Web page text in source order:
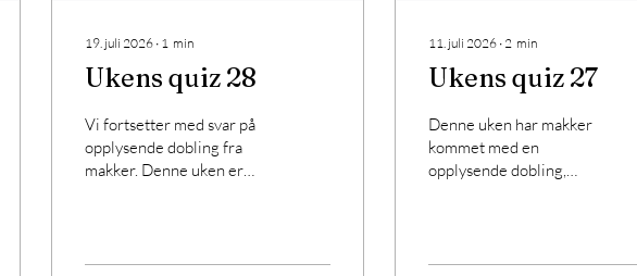
19. juli 2026 ∙ 1 min
Ukens quiz 28
Vi fortsetter med svar på
opplysende dobling fra
makker. Denne uken er
11. juli 2026 ∙ 2 min
Ukens quiz 27
Denne uken har makker
kommet med en
opplysende dobling,
som dobler? Ideelt er han